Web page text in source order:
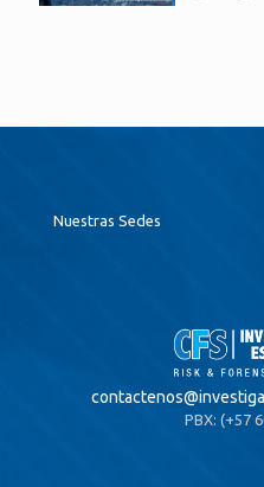
Nuestras Sedes
contactenos@
PBX: (+57